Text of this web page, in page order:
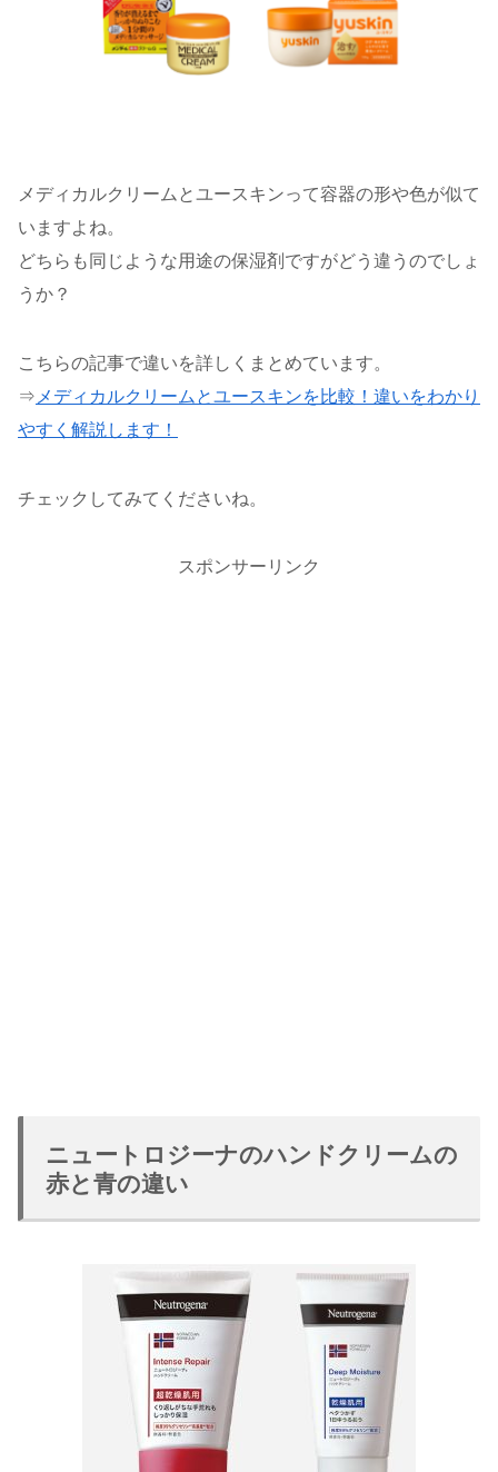
メディカルクリームとユースキンって容器の形や色が似て
いますよね。
どちらも同じような用途の保湿剤ですがどう違うのでしょ
うか？
こちらの記事で違いを詳しくまとめています。
⇒ メディカルクリームとユースキンを比較！違いをわかり
やすく解説します！
チェックしてみてくださいね。
スポンサーリンク
ニュートロジーナのハンドクリームの
赤と青の違い